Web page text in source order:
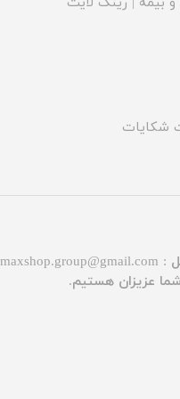
شکایات
:
maxshop.group@gmail.com